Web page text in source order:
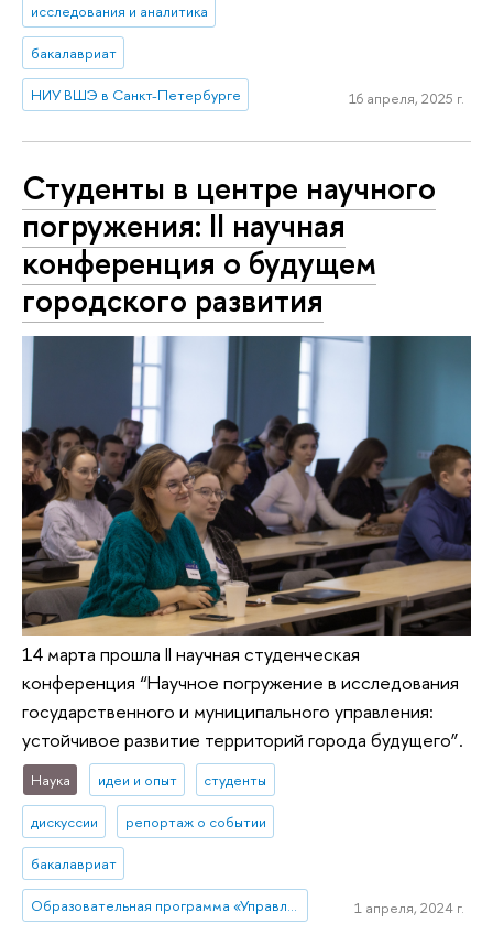
исследования и аналитика
бакалавриат
НИУ ВШЭ в Санкт-Петербурге 16 апреля, 2025 г.
Студенты в центре научного
погружения: II научная
конференция о будущем
городского развития
14 марта прошла II научная студенческая
конференция “Научное погружение в исследования
государственного и муниципального управления:
устойчивое развитие территорий города будущего”.
Наука идеи и опыт студенты
дискуссии репортаж о событии
бакалавриат
Образовательная программа «Управление и аналитика в государственном секторе» 1 апреля, 2024 г.